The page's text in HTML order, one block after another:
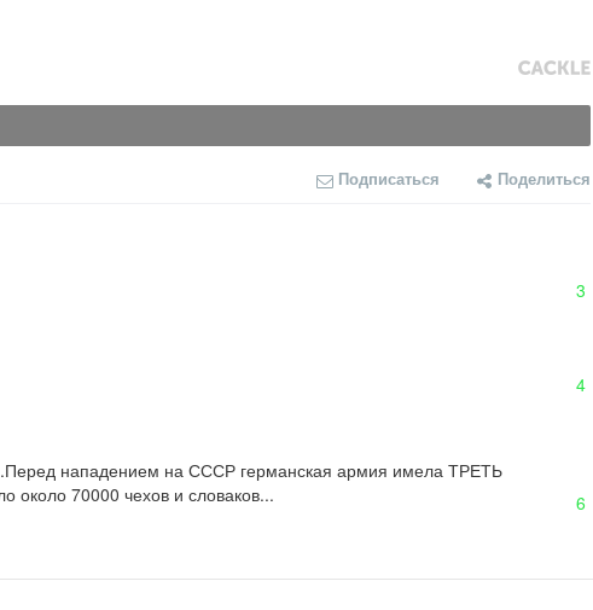
Подписаться Поделиться
3
4
нападением на СССР германская армия имела ТРЕТЬ
около 70000 чехов и словаков...
6